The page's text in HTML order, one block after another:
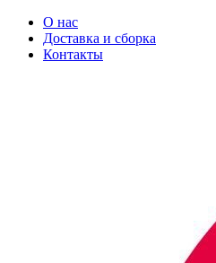
О нас
Доставка и сборка
Контакты